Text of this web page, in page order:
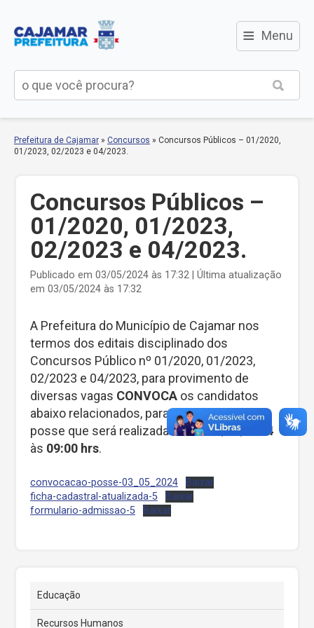
≡ Menu
Prefeitura de Cajamar » Concursos » Concursos Públicos – 01/2020,
01/2023, 02/2023 e 04/2023.
Concursos Públicos –
01/2020, 01/2023,
02/2023 e 04/2023.
Publicado em 03/05/2024 às 17:32 | Última atualização
em 03/05/2024 às 17:32
A Prefeitura do Município de Cajamar nos
termos dos editais disciplinado dos
Concursos Público nº 01/2020, 01/2023,
02/2023 e 04/2023, para provimento de
diversas vagas CONVOCA os candidatos
abaixo relacionados, para a cerimônia de
posse que será realizada no dia 07/05/2024
às 09:00 hrs.
convocacao-posse-03_05_2024
Baixar
ficha-cadastral-atualizada-5
Baixar
formulario-admissao-5
Baixar
Educação
Recursos Humanos